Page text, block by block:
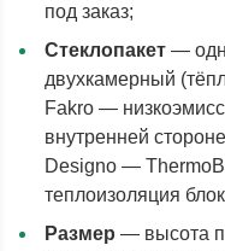
под заказ;
Стеклопакет —
двухкамерный
Fakro —
внутренней
Designo —
теплоизоляция
Размер — высота